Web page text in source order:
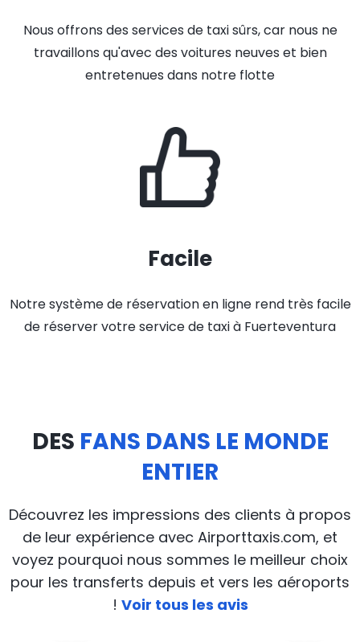
Nous offrons des services de taxi sûrs, car nous ne
travaillons qu'avec des voitures neuves et bien
entretenues dans notre flotte
Facile
Notre système de réservation en ligne rend très facile
de réserver votre service de taxi à Fuerteventura
DES FANS DANS LE MONDE
ENTIER
Découvrez les impressions des clients à propos
de leur expérience avec Airporttaxis.com, et
voyez pourquoi nous sommes le meilleur choix
pour les transferts depuis et vers les aéroports
! Voir tous les avis